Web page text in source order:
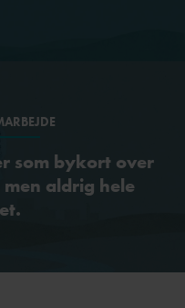
som bykort over
aldrig hele